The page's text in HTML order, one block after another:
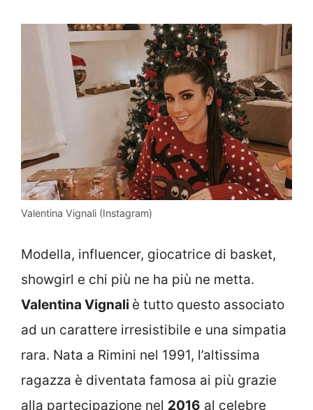
Valentina Vignali (Instagram)
Modella, influencer, giocatrice di basket,
showgirl e chi più ne ha più ne metta.
Valentina Vignali è tutto questo associato
ad un carattere irresistibile e una simpatia
rara. Nata a Rimini nel 1991, l’altissima
ragazza è diventata famosa ai più grazie
alla partecipazione nel 2016 al celebre